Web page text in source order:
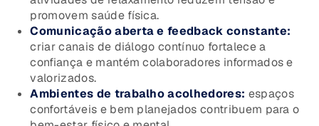
promovem saúde física.
Comunicação aberta e feedback constante:
criar canais de diálogo contínuo fortalece a
confiança e mantém colaboradores informados e
valorizados.
Ambientes de trabalho acolhedores: espaços
confortáveis e bem planejados contribuem para o